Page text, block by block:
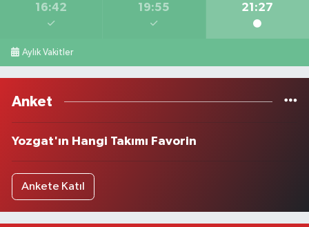
16:42 19:55 21:27
Aylık Vakitler
Anket
Yozgat'ın Hangi Takımı Favorin
Ankete Katıl